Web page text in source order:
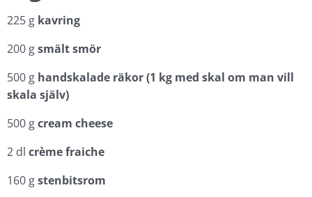
225 g kavring
200 gsmält smör
500 g handskalade räkor (1 kg med skal om man vill
skala själv)
500 gcream cheese
2 dl crème fraiche
160 gstenbitsrom